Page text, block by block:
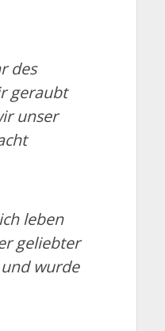
des
geraubt
unser
leben
geliebter
wurde